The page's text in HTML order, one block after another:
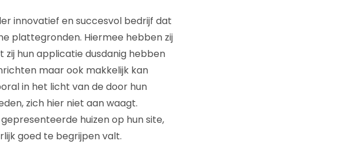
innovatief en succesvol bedrijf dat
plattegronden. Hiermee hebben zij
zij hun applicatie dusdanig hebben
maar ook makkelijk kan
in het licht van de door hun
zich hier niet aan waagt.
huizen op hun site,
goed te begrijpen valt.